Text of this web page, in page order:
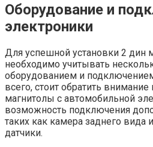
Оборудование и
электроники
Для успешной установки 2 дин
необходимо учитывать
оборудованием и
всего, стоит обратить
магнитолы с автомобильной
возможность подключения
таких как камера заднего вида
датчики.